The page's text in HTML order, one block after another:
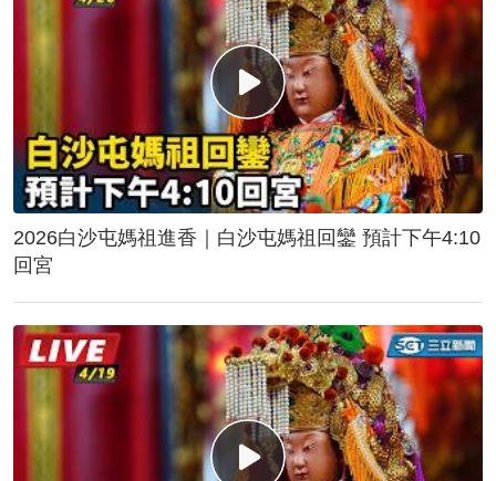
2026白沙屯媽祖進香｜白沙屯媽祖回鑾 預計下午4:10
回宮